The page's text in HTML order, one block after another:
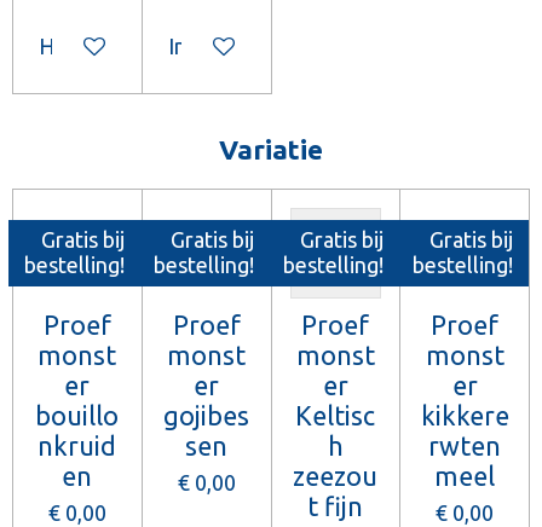
Houd mij op de hoogte
In winkelwagen
Variatie
Gratis bij
bestelling!
Proef
monst
er
bouillo
nkruid
en
€ 0,00
Gratis bij
bestelling!
Proef
monst
er
gojibes
sen
€ 0,00
Gratis bij
bestelling!
Proef
monst
er
Keltisc
h
zeezou
t fijn
Gratis bij
bestelling!
Proef
monst
er
kikkere
rwten
meel
€ 0,00